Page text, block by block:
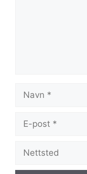
Navn
Nettsted